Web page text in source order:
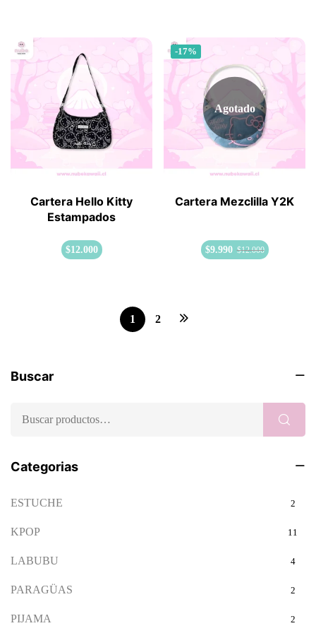
Cartera Hello Kitty
Estampados
$12.000
-17%
Agotado
Cartera Mezclilla Y2K
$9.990 $12.000
1 2
Buscar
Categorias
ESTUCHE 2
KPOP 11
LABUBU 4
PARAGÜAS 2
PIJAMA 2